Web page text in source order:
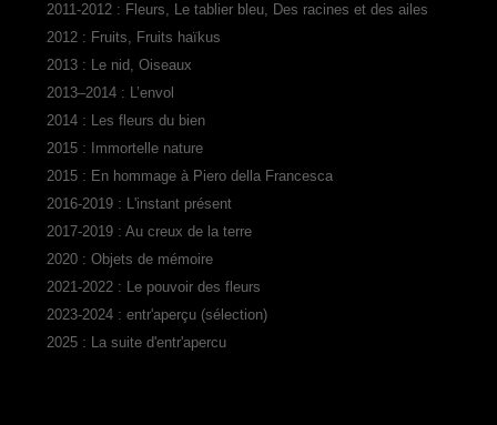
2011-2012 : Fleurs, Le tablier bleu, Des racines et des ailes
2012 : Fruits, Fruits haïkus
2013 : Le nid, Oiseaux
2013–2014 : L’envol
2014 : Les fleurs du bien
2015 : Immortelle nature
2015 : En hommage à Piero della Francesca
2016-2019 : L'instant présent
2017-2019 : Au creux de la terre
2020 : Objets de mémoire
2021-2022 : Le pouvoir des fleurs
2023-2024 : entr'aperçu (sélection)
2025 : La suite d'entr'apercu